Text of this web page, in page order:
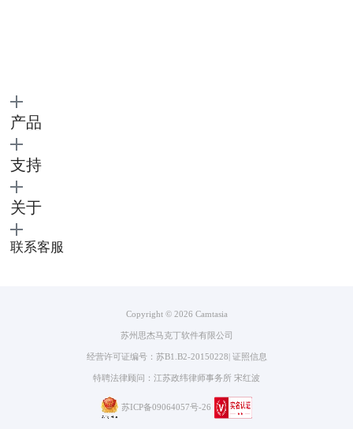
红色圆点表示开始录制PPT，之后为切换麦克风录制，然后是切换相机录
制，接着是显示相机预览，最后是调整特定录制选项。当我们切换到麦克
风录制时，我们可以在演示文稿中加入自己的讲解，然后搭配上文字演
示，可以使自己录制PPT的视频更加有说服力。打开相机录制，可以将我
产品
支持
关于
联系客服
Copyright © 2026 Camtasia
苏州思杰马克丁软件有限公司
经营许可证编号：苏B1.B2-20150228 证照信息
特聘法律顾问：江苏政纬律师事务所 宋红波
苏ICP备09064057号-26